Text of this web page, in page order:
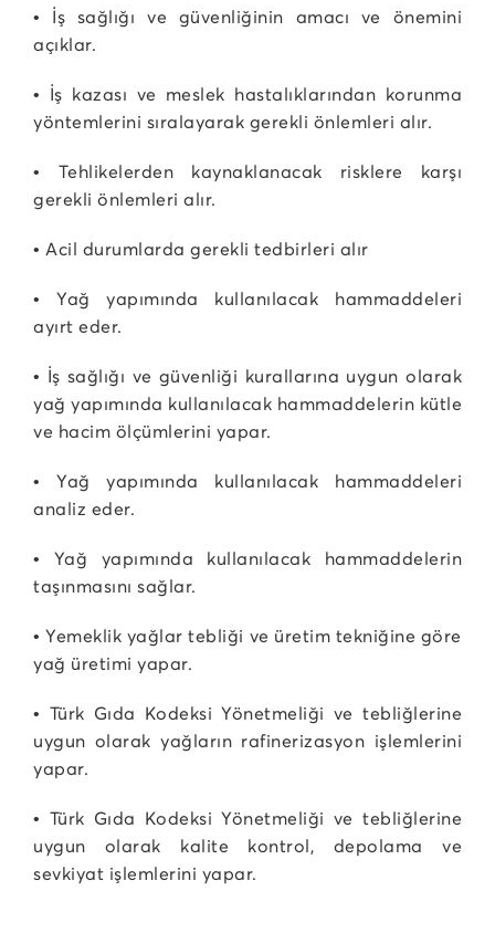
• İş sağlığı ve güvenliğinin amacı ve önemini
açıklar.
• İş kazası ve meslek hastalıklarından korunma
yöntemlerini sıralayarak gerekli önlemleri alır.
• Tehlikelerden kaynaklanacak risklere karşı
gerekli önlemleri alır.
• Acil durumlarda gerekli tedbirleri alır
• Yağ yapımında kullanılacak hammaddeleri
ayırt eder.
• İş sağlığı ve güvenliği kurallarına uygun olarak
yağ yapımında kullanılacak hammaddelerin kütle
ve hacim ölçümlerini yapar.
• Yağ yapımında kullanılacak hammaddeleri
analiz eder.
• Yağ yapımında kullanılacak hammaddelerin
taşınmasını sağlar.
• Yemeklik yağlar tebliği ve üretim tekniğine göre
yağ üretimi yapar.
• Türk Gıda Kodeksi Yönetmeliği ve tebliğlerine
uygun olarak yağların rafinerizasyon işlemlerini
yapar.
• Türk Gıda Kodeksi Yönetmeliği ve tebliğlerine
uygun olarak kalite kontrol, depolama ve
sevkiyat işlemlerini yapar.